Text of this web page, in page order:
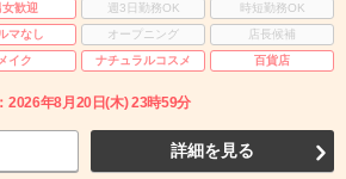
女歓迎 週3日勤務OK
時短勤務OK
マなし オープニング
店長候補
メイク ナチュラルコスメ 百貨店
2026年8月20日(木) 23時59分
詳細を見る